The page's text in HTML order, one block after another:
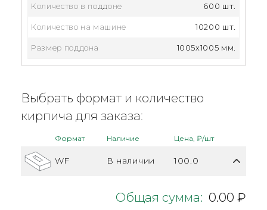
Количество в поддоне 600 шт.
Количество на машине 10200 шт.
Размер поддона 1005x1005 мм.
Выбрать формат и количество
кирпича для заказа:
Формат Наличие Цена, ₽/шт
WF В наличии 100.0
Общая сумма: 0.00 ₽